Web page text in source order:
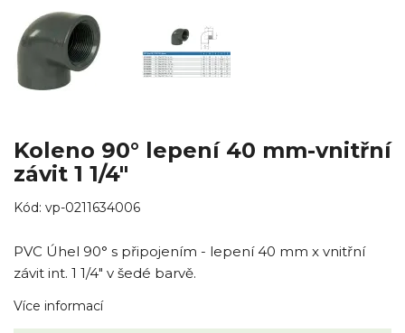
Koleno 90° lepení 40 mm-vnitřní
závit 1 1/4"
Kód: vp-0211634006
PVC Úhel 90° s připojením - lepení 40 mm x vnitřní
závit int. 1 1/4" v šedé barvě.
Více informací